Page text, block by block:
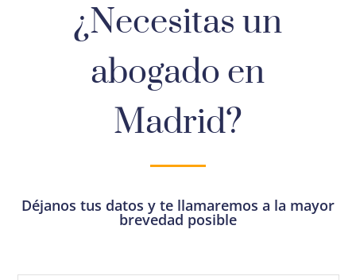
¿Necesitas un
abogado en
Madrid?
Déjanos tus datos y te llamaremos a la mayor
brevedad posible